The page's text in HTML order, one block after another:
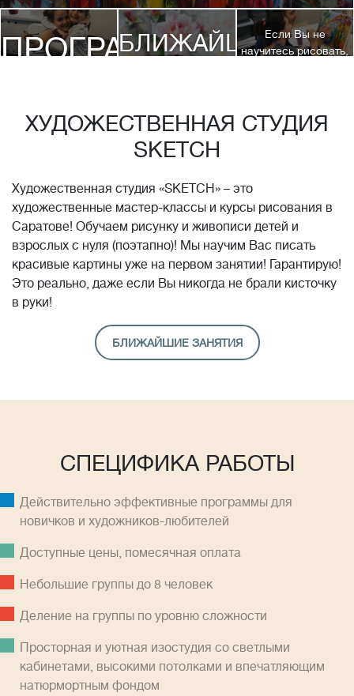
ПРОГРАММЫ
БЛИЖАЙШИЕЕсли Вы не
научитесь рисовать,
стоимость обучения!*
ХУДОЖЕСТВЕННАЯ СТУДИЯ
SKETCH
Художественная студия «SKETCH» – это
художественные мастер-классы и курсы рисования в
Саратове! Обучаем рисунку и живописи детей и
взрослых с нуля (поэтапно)! Мы научим Вас писать
красивые картины уже на первом занятии! Гарантирую!
Это реально, даже если Вы никогда не брали кисточку
в руки!
БЛИЖАЙШИЕ ЗАНЯТИЯ
СПЕЦИФИКА РАБОТЫ
Действительно эффективные программы для
новичков и художников-любителей
Доступные цены, помесячная оплатa
Небольшие группы до 8 человек
Деление на группы по уровню сложности
Просторная и уютная изостудия со светлыми
кабинетами, высокими потолками и впечатляющим
натюрмортным фондом